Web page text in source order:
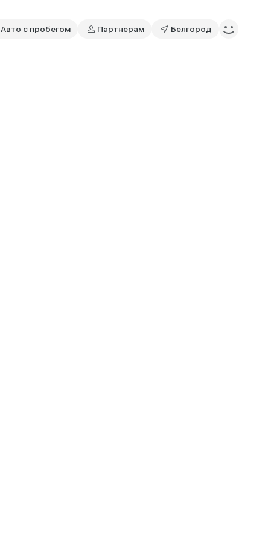
Авто с пробегом Партнерам Белгород